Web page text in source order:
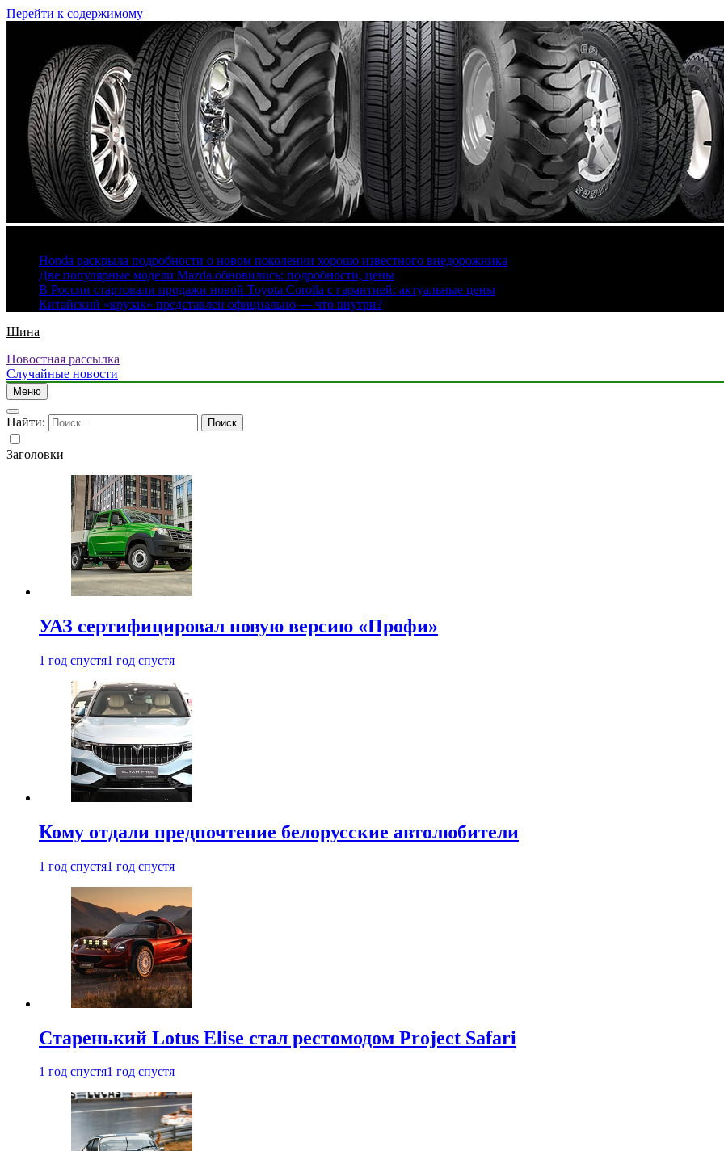
Перейти к содержимому
Honda раскрыла подробности о новом поколении хорошо известного внедорожника
Две популярные модели Mazda обновились: подробности, цены
В России стартовали продажи новой Toyota Corolla с гарантией: актуальные цены
Китайский «крузак» представлен официально — что внутри?
Шина
Новостная рассылка
Случайные новости
Меню
Найти:
Заголовки
УАЗ сертифицировал новую версию «Профи»
1 год спустя1 год спустя
Кому отдали предпочтение белорусские автолюбители
1 год спустя1 год спустя
Старенький Lotus Elise стал рестомодом Project Safari
1 год спустя1 год спустя